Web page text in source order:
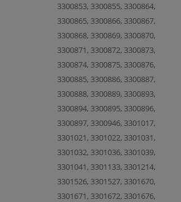
3300853, 3300855, 3300864,
3300865, 3300866, 3300867,
3300868, 3300869, 3300870,
3300871, 3300872, 3300873,
3300874, 3300875, 3300876,
3300885, 3300886, 3300887,
3300888, 3300889, 3300893,
3300894, 3300895, 3300896,
3300897, 3300946, 3301017,
3301021, 3301022, 3301031,
3301032, 3301036, 3301039,
3301041, 3301133, 3301214,
3301526, 3301527, 3301670,
3301671, 3301672, 3301676,